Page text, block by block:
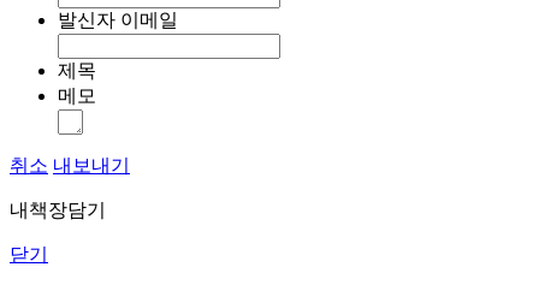
발신자 이메일
제목
메모
취소 내보내기
내책장담기
닫기